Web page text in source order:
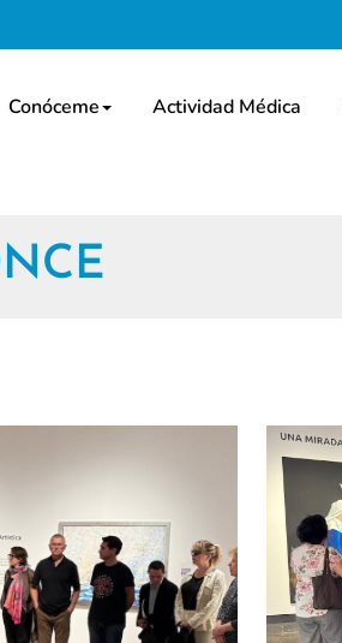
Conóceme Actividad Médica